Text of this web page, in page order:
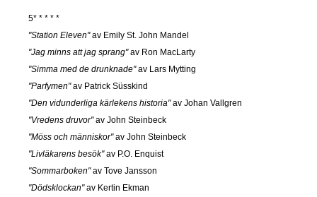
5* * * * *
"Station Eleven"av Emily St. John Mandel
"Jag minns att jag sprang"av Ron MacLarty
"Simma med de drunknade"av Lars Mytting
"Parfymen"av Patrick Süsskind
"Den vidunderliga kärlekens historia"av Johan Vallgren
"Vredens druvor"av John Steinbeck
"Möss och människor"av John Steinbeck
"Livläkarens besök"av P.O. Enquist
"Sommarboken"av Tove Jansson
"Dödsklockan"av Kertin Ekman